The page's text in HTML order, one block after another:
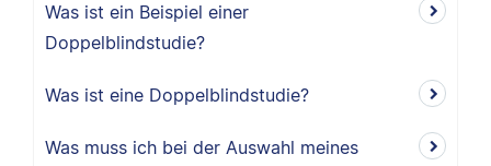
Was ist ein Beispiel einer
Doppelblindstudie?
Was ist eine Doppelblindstudie?
Was muss ich bei der Auswahl meines